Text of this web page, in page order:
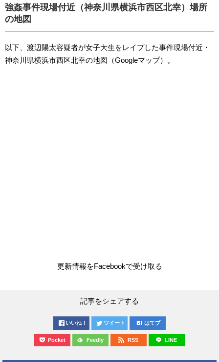
強姦事件現場付近（神奈川県横浜市西区北幸）場所
の地図
以下、渡辺陽太容疑者が女子大生をレイプした事件現場付近・
神奈川県横浜市西区北幸の地図（Googleマップ）。
更新情報をFacebookで受け取る
記事をシェアする
いいね！ ツイート はてブ
Pocket Feedly RSS LINE